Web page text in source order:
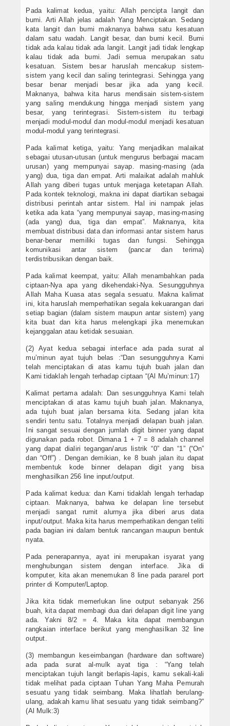
Pada kalimat kedua, yaitu: Allah pencipta langit dan
bumi. Arti Allah jelas adalah Yang Menciptakan. Sedang
kata langit dan bumi maknanya bahwa satu kesatuan
dalam satu wadah. Langit besar, dan bumi kecil. Bumi
tidak ada kalau tidak ada langit. Langit jadi tidak lengkap
kalau tidak ada bumi. Jadi semua merupakan satu
kesatuan. Sistem besar haruslah mencakup sistem-
sistem yang kecil dan saling terintegrasi. Sehingga yang
besar benar menjadi besar jika ada yang kecil.
Maknanya, bahwa kita harus mendisain sistem-sistem
yang saling mendukung hingga menjadi sistem yang
besar, yang terintegrasi. Sistem-sistem itu terbagi
menjadi modul-modul dan modul-modul menjadi kesatuan
modul-modul yang terintegrasi.
Pada kalimat ketiga, yaitu: Yang menjadikan malaikat
sebagai utusan-utusan (untuk mengurus berbagai macam
urusan) yang mempunyai sayap. masing-masing (ada
yang) dua, tiga dan empat. Arti malaikat adalah mahluk
Allah yang diberi tugas untuk menjaga ketetapan Allah.
Pada kontek teknologi, makna ini dapat diartikan sebagai
distribusi perintah antar sistem. Hal ini nampak jelas
ketika ada kata “yang mempunyai sayap, masing-masing
(ada yang) dua, tiga dan empat”. Maknanya, kita
membuat distribusi data dan informasi antar sistem harus
benar-benar memiliki tugas dan fungsi. Sehingga
komunikasi antar sistem (pancar dan terima)
terdistribusikan dengan baik.
Pada kalimat keempat, yaitu: Allah menambahkan pada
ciptaan-Nya apa yang dikehendaki-Nya. Sesungguhnya
Allah Maha Kuasa atas segala sesuatu. Makna kalimat
ini, kita haruslah memperhatikan segala kekuarangan dari
setiap bagian (dalam sistem maupun antar sistem) yang
kita buat dan kita harus melengkapi jika menemukan
kejanggalan atau ketidak sesuaian.
(2) Ayat kedua sebagai interface ada pada surat al
mu’minun ayat tujuh belas :“Dan sesungguhnya Kami
telah menciptakan di atas kamu tujuh buah jalan dan
Kami tidaklah lengah terhadap ciptaan “(Al Mu’minun:17)
Kalimat pertama adalah: Dan sesungguhnya Kami telah
menciptakan di atas kamu tujuh buah jalan. Maknanya,
ada tujuh buat jalan bersama kita. Sedang jalan kita
sendiri tentu satu. Totalnya menjadi delapan buah jalan.
Ini sangat sesuai dengan jumlah digit binner yang dapat
digunakan pada robot. Dimana 1 + 7 = 8 adalah channel
yang dapat dialiri tegangan/arus listrik “0” dan “1” (“On”
dan “Off”) . Dengan demikian, ke 8 buah jalan itu dapat
membentuk kode binner delapan digit yang bisa
menghasilkan 256 line input/output.
Pada kalimat kedua: dan Kami tidaklah lengah terhadap
ciptaan. Maknanya, bahwa ke delapan line tersebut
menjadi sangat rumit alurnya jika diberi arus data
input/output. Maka kita harus memperhatikan dengan teliti
pada bagian ini dalam bentuk rancangan maupun bentuk
nyata.
Pada penerapannya, ayat ini merupakan isyarat yang
menghubungan sistem dengan interface. Jika di
komputer, kita akan menemukan 8 line pada pararel port
printer di Komputer/Laptop.
Jika kita tidak memerlukan line output sebanyak 256
buah, kita dapat membagi dua dari delapan digit line yang
ada. Yakni 8/2 = 4. Maka kita dapat membangun
rangkaian interface berikut yang menghasilkan 32 line
output.
(3) membangun keseimbangan (hardware dan software)
ada pada surat al-mulk ayat tiga : “Yang telah
menciptakan tujuh langit berlapis-lapis, kamu sekali-kali
tidak melihat pada ciptaan Tuhan Yang Maha Pemurah
sesuatu yang tidak seimbang. Maka lihatlah berulang-
ulang, adakah kamu lihat sesuatu yang tidak seimbang?”
(Al Mulk:3)